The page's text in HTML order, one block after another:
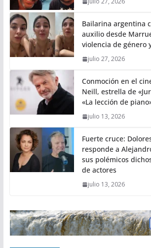
Bailarina argentina
auxilio desde
violencia de género
julio 27, 2026
Conmoción en el
Neill, estrella de
«La lección de
julio 13, 2026
Fuerte cruce:
responde a
sus polémicos
de actores
julio 13, 2026